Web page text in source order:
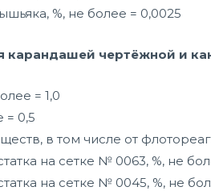
%, не более = 0,0025
карандашей чертёжной и
= 1,0
= 0,5
в том числе от
на сетке № 0063, %, не
на сетке № 0045, %, не